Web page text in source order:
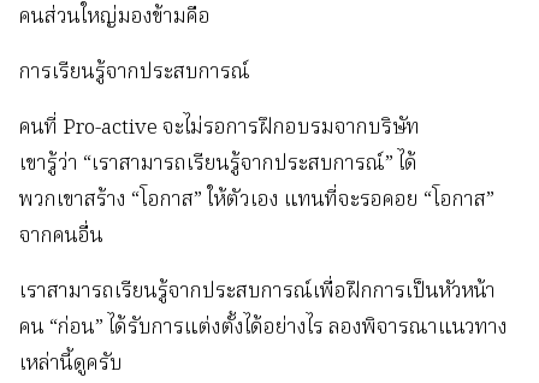
คนส่วนใหญ่มองข้ามคือ
การเรียนรู้จากประสบการณ์
คนที่ Pro-active จะไม่รอการฝึกอบรมจากบริษัท
เขารู้ว่า “เราสามารถเรียนรู้จากประสบการณ์” ได้
พวกเขาสร้าง “โอกาส” ให้ตัวเอง แทนที่จะรอคอย “โอกาส”
จากคนอื่น
เราสามารถเรียนรู้จากประสบการณ์เพื่อฝึกการเป็นหัวหน้า
คน “ก่อน” ได้รับการแต่งตั้งได้อย่างไร ลองพิจารณาแนวทาง
เหล่านี้ดูครับ